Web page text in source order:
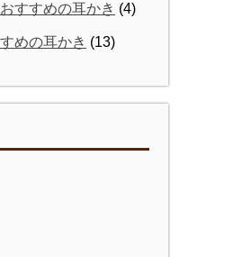
すすめの耳かき (4)
めの耳かき (13)